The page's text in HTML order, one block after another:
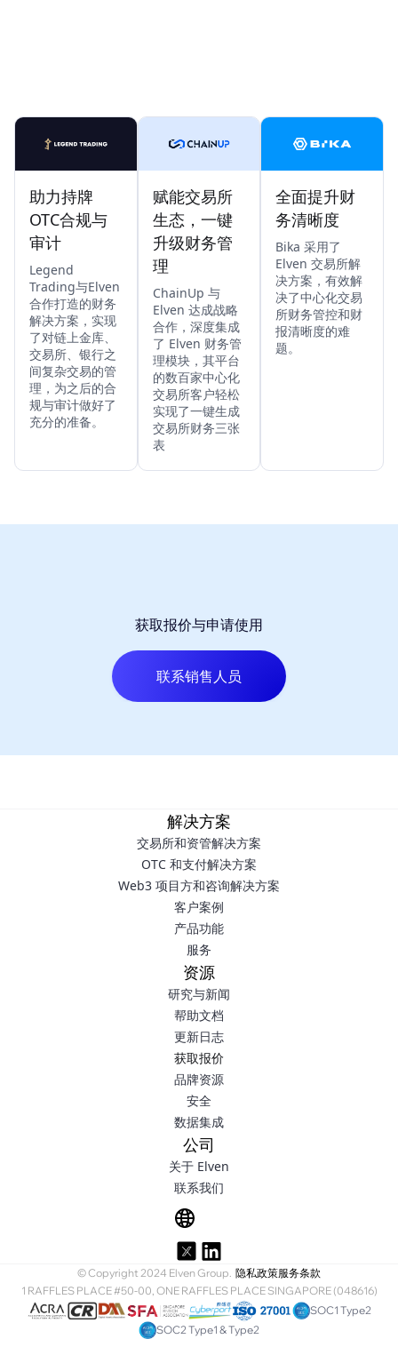
助力持牌
OTC合规与
审计
Legend
Trading与Elven
合作打造的财务
解决方案，实现
了对链上金库、
交易所、银行之
间复杂交易的管
理，为之后的合
规与审计做好了
充分的准备。
赋能交易所
生态，一键
升级财务管
理
ChainUp 与
Elven 达成战略
合作，深度集成
了 Elven 财务管
理模块，其平台
的数百家中心化
交易所客户轻松
实现了一键生成
交易所财务三张
表
全面提升财
务清晰度
Bika 采用了
Elven 交易所解
决方案，有效解
决了中心化交易
所财务管控和财
报清晰度的难
题。
获取报价与申请使用
联系销售人员
解决方案
交易所和资管解决方案
OTC 和支付解决方案
Web3 项目方和咨询解决方案
客户案例
产品功能
服务
资源
研究与新闻
帮助文档
更新日志
获取报价
品牌资源
安全
数据集成
公司
关于 Elven
联系我们
© Copyright 2024 Elven Group. 隐私政策服务条款
1 RAFFLES PLACE #50-00, ONE RAFFLES PLACE SINGAPORE (048616)
SOC1 Type2
SOC2 Type1 & Type2